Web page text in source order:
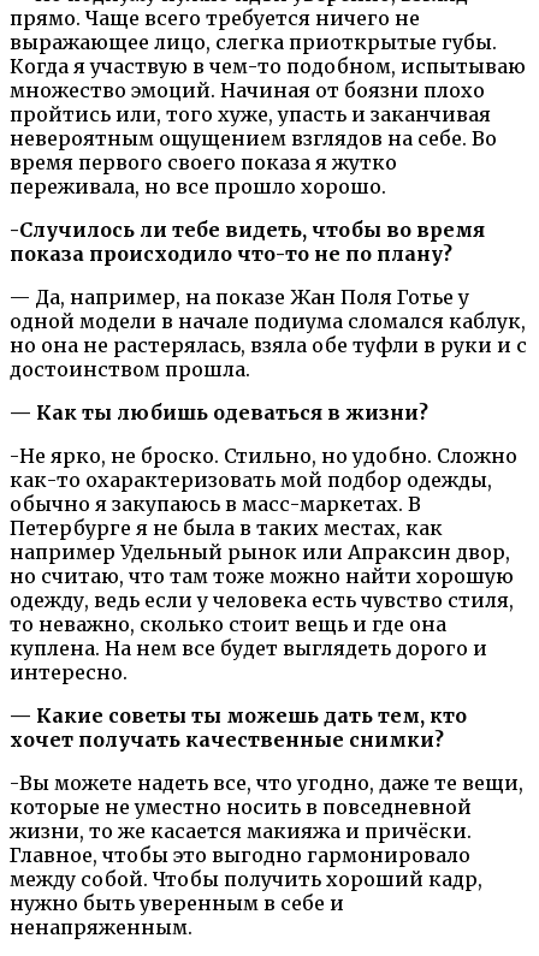
прямо. Чаще всего требуется ничего не
выражающее лицо, слегка приоткрытые губы.
Когда я участвую в чем-то подобном, испытываю
множество эмоций. Начиная от боязни плохо
пройтись или, того хуже, упасть и заканчивая
невероятным ощущением взглядов на себе. Во
время первого своего показа я жутко
переживала, но все прошло хорошо.
-Случилось ли тебе видеть, чтобы во время
показа происходило что-то не по плану?
— Да, например, на показе Жан Поля Готье у
одной модели в начале подиума сломался каблук,
но она не растерялась, взяла обе туфли в руки и с
достоинством прошла.
— Как ты любишь одеваться в жизни?
-Не ярко, не броско. Стильно, но удобно. Сложно
как-то охарактеризовать мой подбор одежды,
обычно я закупаюсь в масс-маркетах. В
Петербурге я не была в таких местах, как
например Удельный рынок или Апраксин двор,
но считаю, что там тоже можно найти хорошую
одежду, ведь если у человека есть чувство стиля,
то неважно, сколько стоит вещь и где она
куплена. На нем все будет выглядеть дорого и
интересно.
— Какие советы ты можешь дать тем, кто
хочет получать качественные снимки?
-Вы можете надеть все, что угодно, даже те вещи,
которые не уместно носить в повседневной
жизни, то же касается макияжа и причёски.
Главное, чтобы это выгодно гармонировало
между собой. Чтобы получить хороший кадр,
нужно быть уверенным в себе и
ненапряженным.